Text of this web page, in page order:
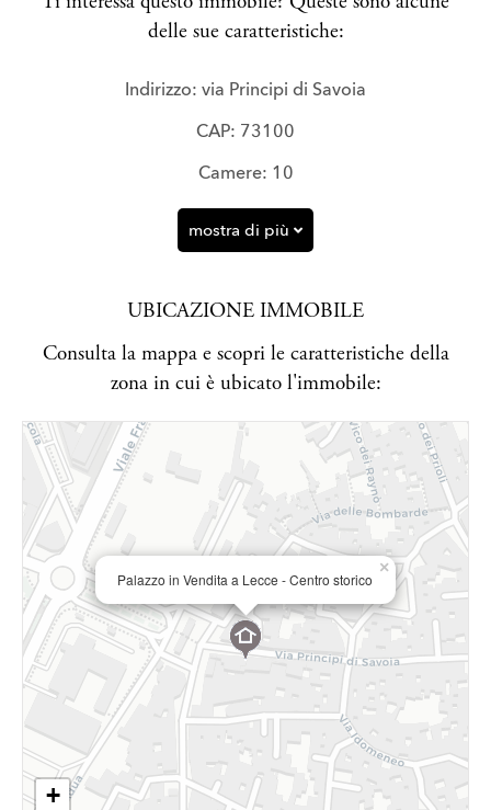
delle sue caratteristiche:
Indirizzo: via Principi di Savoia
CAP: 73100
Camere: 10
mostra di più
UBICAZIONE IMMOBILE
Consulta la mappa e scopri le caratteristiche della
zona in cui è ubicato l'immobile:
Palazzo in Vendita a Lecce - Centro storico
×
+